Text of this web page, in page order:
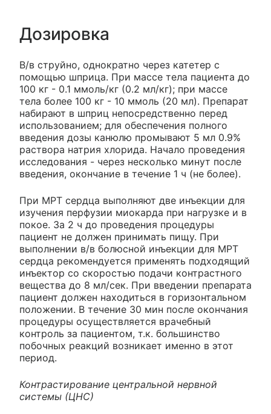
Дозировка
В/в струйно, однократно через катетер с
помощью шприца. При массе тела пациента до
100 кг - 0.1 ммоль/кг (0.2 мл/кг); при массе
тела более 100 кг - 10 ммоль (20 мл). Препарат
набирают в шприц непосредственно перед
использованием; для обеспечения полного
введения дозы канюлю промывают 5 мл 0.9%
раствора натрия хлорида. Начало проведения
исследования - через несколько минут после
введения, окончание в течение 1 ч (не более).
При МРТ сердца выполняют две инъекции для
изучения перфузии миокарда при нагрузке и в
покое. За 2 ч до проведения процедуры
пациент не должен принимать пищу. При
выполнении в/в болюсной инъекции для МРТ
сердца рекомендуется применять подходящий
инъектор со скоростью подачи контрастного
вещества до 8 мл/сек. При введении препарата
пациент должен находиться в горизонтальном
положении. В течение 30 мин после окончания
процедуры осуществляется врачебный
контроль за пациентом, т.к. большинство
побочных реакций возникает именно в этот
период.
Контрастирование центральной нервной
системы (ЦНС)